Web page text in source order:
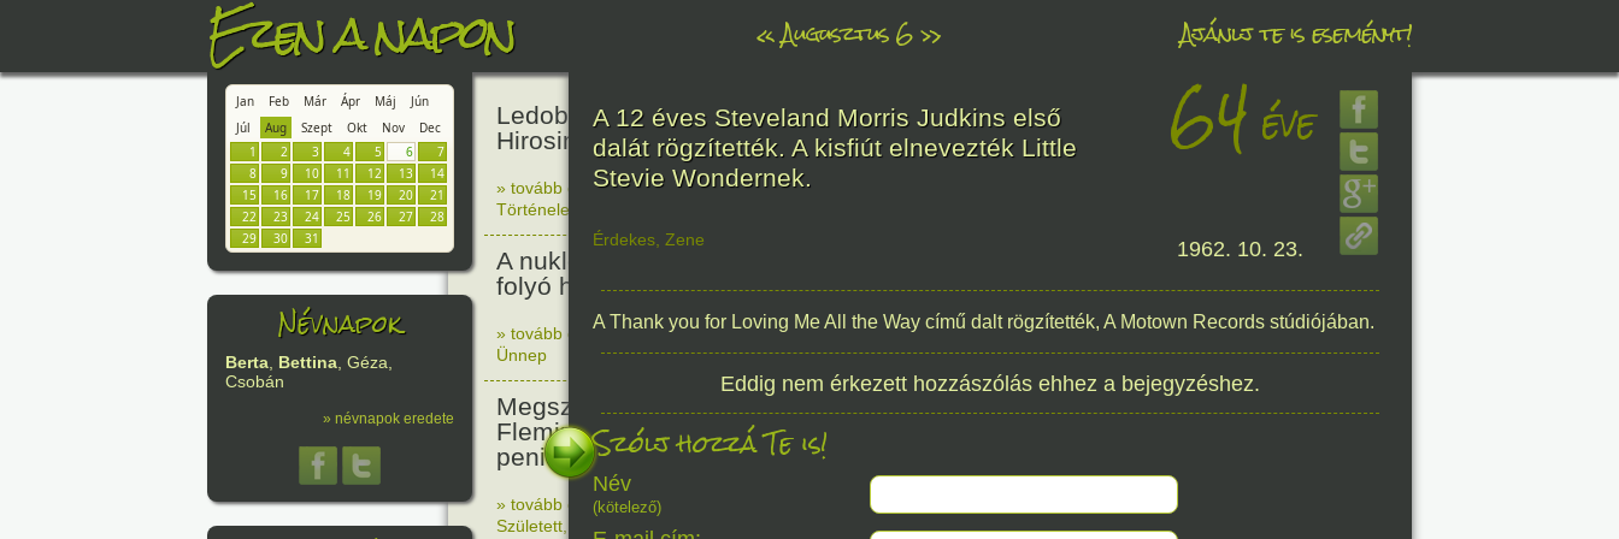
Ezen a napon «Augusztus 6» Ajánlj te is eseményt!
Jan Feb Már Ápr Máj
Jún
Júl
Aug Szept Okt Nov
Dec
1
2 3 4 5 6
7
8
9 10 11 12 13
14
15
16 17 18 19 20
21
22
23 24 25 26 27
28
29
30 31
Névnapok
Berta, Bettina, Géza,
Csobán
» névnapok eredete
Ledobták az első atombombát
Hirosimára.
81éve
» tovább olvasom|Nincs hozzászólás, szólj hozzá!
Történelem
A nukleáris fegyverek betiltásáért
folyó harc világnapja
48éve
» tovább olvasom|Nincs hozzászólás, szólj hozzá!
Ünnep
1978. 08. 06.
Megszületett Sir Alexander
Fleming, Nobel-díjas angol orvos, a
penicillin felfedezője.
145éve
» tovább olvasom|1 hozzászólás, szólj Te is hozzá!
Született
1881. 08. 06.
A 12 éves Steveland Morris Judkins első
dalát rögzítették. A kisfiút elnevezték Little
Stevie Wondernek.
64 éve
Érdekes Zene 1962. 10. 23.
A Thank you for Loving Me All the Way című dalt rögzítették, A Motown Records stúdiójában.
Eddig nem érkezett hozzászólás ehhez a bejegyzéshez.
Szólj hozzá Te is!
Név
(kötelező)